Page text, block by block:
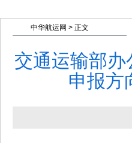
中华航运网 > 正文
交通运输部
申报方